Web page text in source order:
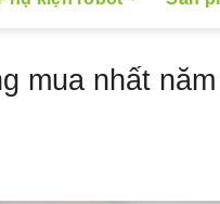
mua nhất